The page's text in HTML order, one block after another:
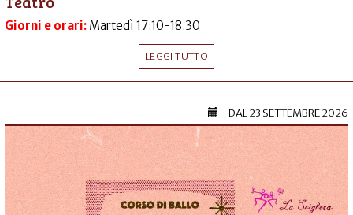
Giorni e orari: Martedì 17:10-18.30
LEGGI TUTTO
DAL23 SETTEMBRE 2026